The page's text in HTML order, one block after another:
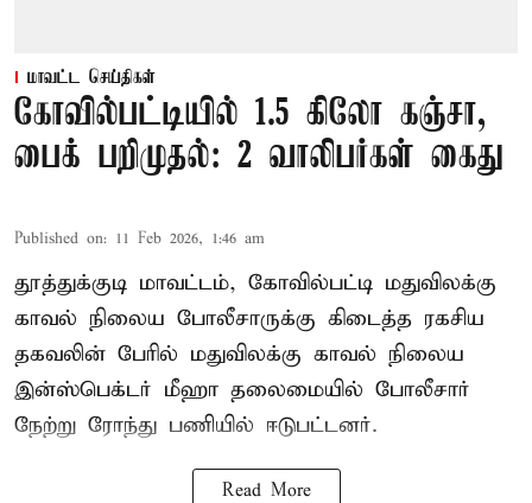
மாவட்ட செய்திகள்
கோவில்பட்டியில் 1.5 கிலோ கஞ்சா,
பைக் பறிமுதல்: 2 வாலிபர்கள் கைது
Published on: 11 Feb 2026, 1:46 am
தூத்துக்குடி மாவட்டம், கோவில்பட்டி மதுவிலக்கு
காவல் நிலைய போலீசாருக்கு கிடைத்த ரகசிய
தகவலின் பேரில் மதுவிலக்கு காவல் நிலைய
இன்ஸ்பெக்டர் மீஹா தலைமையில் போலீசார்
நேற்று ரோந்து பணியில் ஈடுபட்டனர்.
Read More